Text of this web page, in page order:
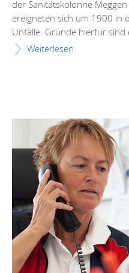
der Sanitätskolonne
ereigneten sich um 1900 in
Unfälle. Gründe hierfür sind
Weiterlesen